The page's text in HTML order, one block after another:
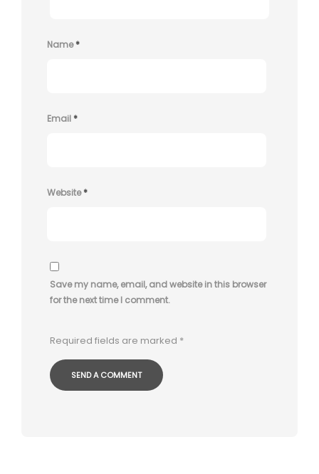
Name*
Email*
Website*
Save my name, email, and website in this browser
for the next time I comment.
Required fields are marked *